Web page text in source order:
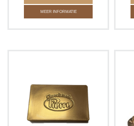
MEER INFORMATIE